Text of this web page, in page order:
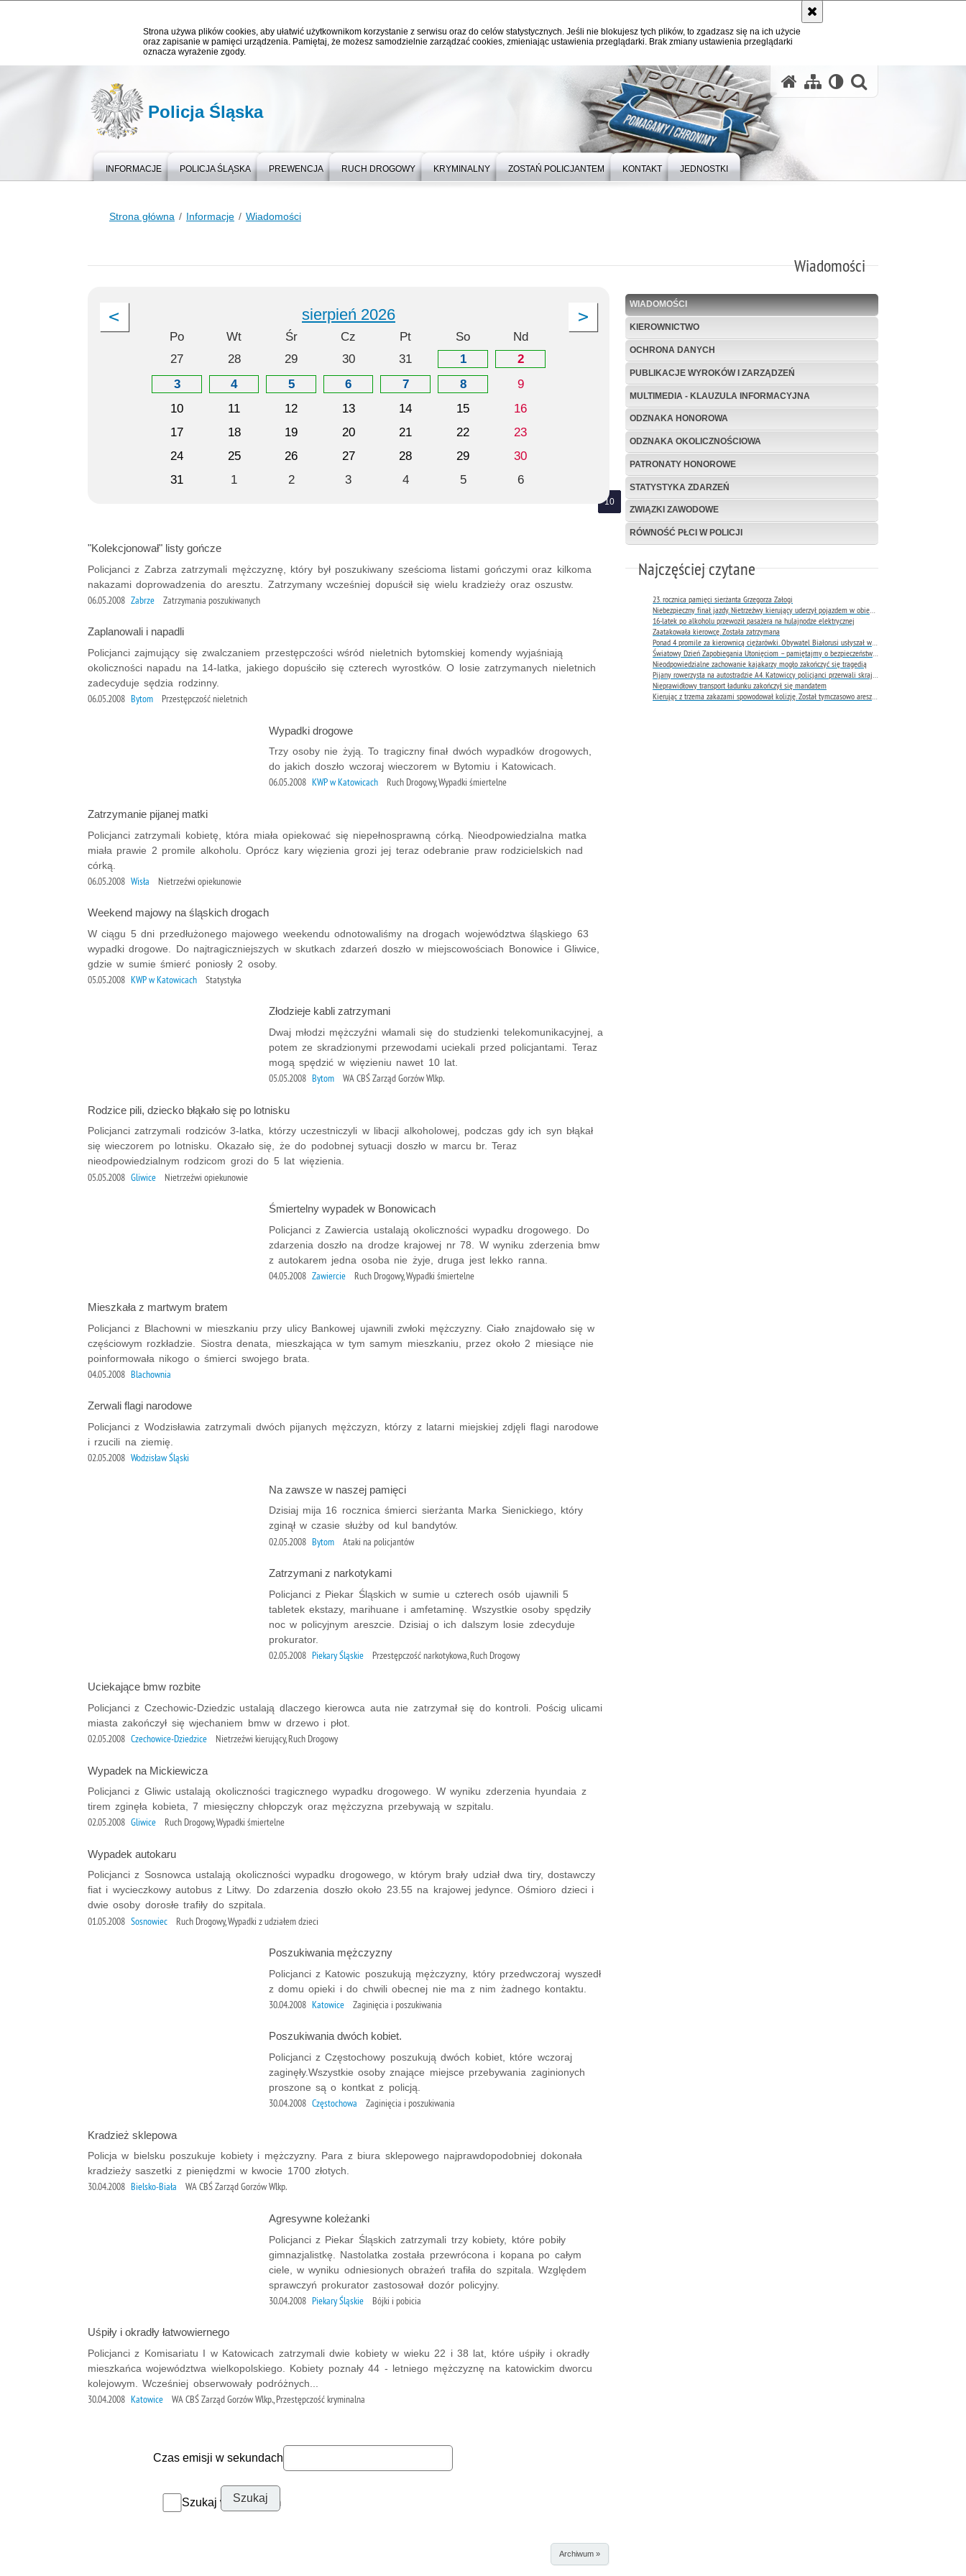
Strona używa plików cookies, aby ułatwić użytkownikom korzystanie z serwisu oraz do celów statystycznych. Jeśli nie blokujesz tych plików, to zgadzasz się na ich użycie
oraz zapisanie w pamięci urządzenia. Pamiętaj, że możesz samodzielnie zarządzać cookies, zmieniając ustawienia przeglądarki. Brak zmiany ustawienia przeglądarki
oznacza wyrażenie zgody.
Policja Śląska
INFORMACJE POLICJA ŚLĄSKA PREWENCJA RUCH DROGOWY KRYMINALNY ZOSTAŃ POLICJANTEM KONTAKT JEDNOSTKI
Strona główna Informacje Wiadomości
Wiadomości
WIADOMOŚCI
KIEROWNICTWO
OCHRONA DANYCH
PUBLIKACJE WYROKÓW I ZARZĄDZEŃ
MULTIMEDIA - KLAUZULA INFORMACYJNA
ODZNAKA HONOROWA
ODZNAKA OKOLICZNOŚCIOWA
PATRONATY HONOROWE
STATYSTYKA ZDARZEŃ
ZWIĄZKI ZAWODOWE
RÓWNOŚĆ PŁCI W POLICJI
Najczęściej czytane
23. rocznica pamięci sierżanta Grzegorza Załogi
16-latek po alkoholu przewoził pasażera na hulajnodze elektrycznej
Zaatakowała kierowcę. Została zatrzymana
Nieodpowiedzialne zachowanie kajakarzy mogło zakończyć się tragedią
Nieprawidłowy transport ładunku zakończył się mandatem
sierpień 2026
Po Wt Śr Cz Pt So
Nd
27
28 29 30 31 1
2
3
4 5 6 7 8
9
10
11 12 13 14 15
16
17
18 19 20 21 22
23
24
25 26 27 28 29
30
31
1 2 3 4 5 6
"Kolekcjonował" listy gończe
Policjanci z Zabrza zatrzymali mężczyznę, który był poszukiwany sześcioma listami gończymi oraz kilkoma
nakazami doprowadzenia do aresztu. Zatrzymany wcześniej dopuścił się wielu kradzieży oraz oszustw.
06.05.2008 Zabrze Zatrzymania poszukiwanych
Zaplanowali i napadli
Policjanci zajmujący się zwalczaniem przestępczości wśród nieletnich bytomskiej komendy wyjaśniają
okoliczności napadu na 14-latka, jakiego dopuściło się czterech wyrostków. O losie zatrzymanych nieletnich
zadecyduje sędzia rodzinny.
06.05.2008 Bytom Przestępczość nieletnich
Wypadki drogowe
Trzy osoby nie żyją. To tragiczny finał dwóch wypadków drogowych,
do jakich doszło wczoraj wieczorem w Bytomiu i Katowicach.
06.05.2008 KWP w Katowicach Ruch Drogowy, Wypadki śmiertelne
Zatrzymanie pijanej matki
Policjanci zatrzymali kobietę, która miała opiekować się niepełnosprawną córką. Nieodpowiedzialna matka
miała prawie 2 promile alkoholu. Oprócz kary więzienia grozi jej teraz odebranie praw rodzicielskich nad
córką.
06.05.2008 Wisła Nietrzeźwi opiekunowie
Weekend majowy na śląskich drogach
W ciągu 5 dni przedłużonego majowego weekendu odnotowaliśmy na drogach województwa śląskiego 63
wypadki drogowe. Do najtragiczniejszych w skutkach zdarzeń doszło w miejscowościach Bonowice i Gliwice,
gdzie w sumie śmierć poniosły 2 osoby.
05.05.2008 KWP w Katowicach Statystyka
Złodzieje kabli zatrzymani
Dwaj młodzi mężczyźni włamali się do studzienki telekomunikacyjnej, a
potem ze skradzionymi przewodami uciekali przed policjantami. Teraz
mogą spędzić w więzieniu nawet 10 lat.
05.05.2008 Bytom WA CBŚ Zarząd Gorzów Wlkp.
Rodzice pili, dziecko błąkało się po lotnisku
Policjanci zatrzymali rodziców 3-latka, którzy uczestniczyli w libacji alkoholowej, podczas gdy ich syn błąkał
się wieczorem po lotnisku. Okazało się, że do podobnej sytuacji doszło w marcu br. Teraz
nieodpowiedzialnym rodzicom grozi do 5 lat więzienia.
05.05.2008 Gliwice Nietrzeźwi opiekunowie
Śmiertelny wypadek w Bonowicach
Policjanci z Zawiercia ustalają okoliczności wypadku drogowego. Do
zdarzenia doszło na drodze krajowej nr 78. W wyniku zderzenia bmw
z autokarem jedna osoba nie żyje, druga jest lekko ranna.
04.05.2008 Zawiercie Ruch Drogowy, Wypadki śmiertelne
Mieszkała z martwym bratem
Policjanci z Blachowni w mieszkaniu przy ulicy Bankowej ujawnili zwłoki mężczyzny. Ciało znajdowało się w
częściowym rozkładzie. Siostra denata, mieszkająca w tym samym mieszkaniu, przez około 2 miesiące nie
poinformowała nikogo o śmierci swojego brata.
04.05.2008 Blachownia
Zerwali flagi narodowe
Policjanci z Wodzisławia zatrzymali dwóch pijanych mężczyzn, którzy z latarni miejskiej zdjęli flagi narodowe
i rzucili na ziemię.
02.05.2008 Wodzisław Śląski
Na zawsze w naszej pamięci
Dzisiaj mija 16 rocznica śmierci sierżanta Marka Sienickiego, który
zginął w czasie służby od kul bandytów.
02.05.2008 Bytom Ataki na policjantów
Zatrzymani z narkotykami
Policjanci z Piekar Śląskich w sumie u czterech osób ujawnili 5
tabletek ekstazy, marihuane i amfetaminę. Wszystkie osoby spędziły
noc w policyjnym areszcie. Dzisiaj o ich dalszym losie zdecyduje
prokurator.
02.05.2008 Piekary Śląskie Przestępczość narkotykowa, Ruch Drogowy
Uciekające bmw rozbite
Policjanci z Czechowic-Dziedzic ustalają dlaczego kierowca auta nie zatrzymał się do kontroli. Pościg ulicami
miasta zakończył się wjechaniem bmw w drzewo i płot.
02.05.2008 Czechowice-Dziedzice Nietrzeźwi kierujący, Ruch Drogowy
Wypadek na Mickiewicza
Policjanci z Gliwic ustalają okoliczności tragicznego wypadku drogowego. W wyniku zderzenia hyundaia z
tirem zginęła kobieta, 7 miesięczny chłopczyk oraz mężczyzna przebywają w szpitalu.
02.05.2008 Gliwice Ruch Drogowy, Wypadki śmiertelne
Wypadek autokaru
Policjanci z Sosnowca ustalają okoliczności wypadku drogowego, w którym brały udział dwa tiry, dostawczy
fiat i wycieczkowy autobus z Litwy. Do zdarzenia doszło około 23.55 na krajowej jedynce. Ośmioro dzieci i
dwie osoby dorosłe trafiły do szpitala.
01.05.2008 Sosnowiec Ruch Drogowy, Wypadki z udziałem dzieci
Poszukiwania mężczyzny
Policjanci z Katowic poszukują mężczyzny, który przedwczoraj wyszedł
z domu opieki i do chwili obecnej nie ma z nim żadnego kontaktu.
30.04.2008 Katowice Zaginięcia i poszukiwania
Poszukiwania dwóch kobiet.
Policjanci z Częstochowy poszukują dwóch kobiet, które wczoraj
zaginęły.Wszystkie osoby znające miejsce przebywania zaginionych
proszone są o kontkat z policją.
30.04.2008 Częstochowa Zaginięcia i poszukiwania
Kradzież sklepowa
Policja w bielsku poszukuje kobiety i mężczyzny. Para z biura sklepowego najprawdopodobniej dokonała
kradzieży saszetki z pieniędzmi w kwocie 1700 złotych.
30.04.2008 Bielsko-Biała WA CBŚ Zarząd Gorzów Wlkp.
Agresywne koleżanki
Policjanci z Piekar Śląskich zatrzymali trzy kobiety, które pobiły
gimnazjalistkę. Nastolatka została przewrócona i kopana po całym
ciele, w wyniku odniesionych obrażeń trafiła do szpitala. Względem
sprawczyń prokurator zastosował dozór policyjny.
30.04.2008 Piekary Śląskie Bójki i pobicia
Uśpiły i okradły łatwowiernego
Policjanci z Komisariatu I w Katowicach zatrzymali dwie kobiety w wieku 22 i 38 lat, które uśpiły i okradły
mieszkańca województwa wielkopolskiego. Kobiety poznały 44 - letniego mężczyznę na katowickim dworcu
kolejowym. Wcześniej obserwowały podróżnych...
30.04.2008 Katowice WA CBŚ Zarząd Gorzów Wlkp., Przestępczość kryminalna
Czas emisji w sekundach
Szukaj w archiwum
Archiwum »